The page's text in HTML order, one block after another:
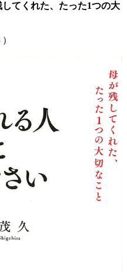
てくれた、たった1つの大